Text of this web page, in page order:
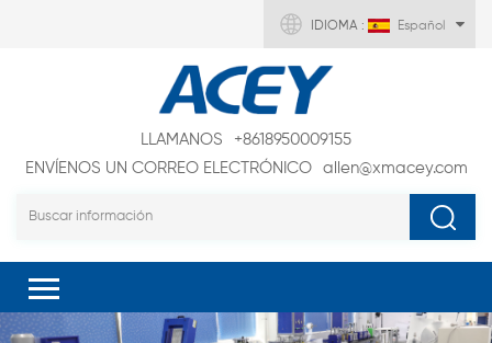
IDIOMA : Español
LLAMANOS
+8618950009155
ENVÍENOS UN CORREO ELECTRÓNICO
allen@xmacey.com